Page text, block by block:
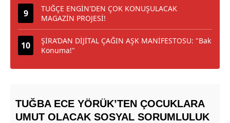
TUĞÇE ENGİN'DEN ÇOK KONUŞULACAK
MAGAZİN PROJESİ!
ŞİRA’DAN DİJİTAL ÇAĞIN AŞK MANİFESTOSU: "Bak
Konuma!"
TUĞBA ECE YÖRÜK’TEN ÇOCUKLARA
UMUT OLACAK SOSYAL SORUMLULUK